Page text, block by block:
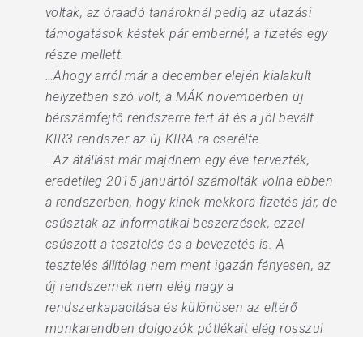
voltak, az óraadó tanároknál pedig az utazási
támogatások késtek pár embernél, a fizetés egy
része mellett.
…Ahogy arról már a december elején kialakult
helyzetben szó volt, a MÁK novemberben új
bérszámfejtő rendszerre tért át és a jól bevált
KIR3 rendszer az új KIRA-ra cserélte.
…Az átállást már majdnem egy éve tervezték,
eredetileg 2015 januártól számolták volna ebben
a rendszerben, hogy kinek mekkora fizetés jár, de
csúsztak az informatikai beszerzések, ezzel
csúszott a tesztelés és a bevezetés is. A
tesztelés állítólag nem ment igazán fényesen, az
új rendszernek nem elég nagy a
rendszerkapacitása és különösen az eltérő
munkarendben dolgozók pótlékait elég rosszul